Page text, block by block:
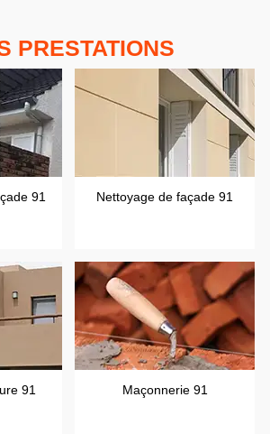
PRESTATIONS
91 Nettoyage de façade 91
91 Maçonnerie 91